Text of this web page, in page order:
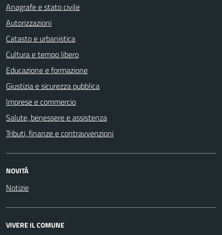
Anagrafe e stato civile
Autorizzazioni
Catasto e urbanistica
Cultura e tempo libero
Educazione e formazione
Giustizia e sicurezza pubblica
Imprese e commercio
Salute, benessere e assistenza
Tributi, finanze e contravvenzioni
NOVITÀ
Notizie
VIVERE IL COMUNE